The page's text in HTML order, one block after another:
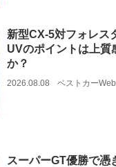
新型CX-5対フォレス
UVのポイントは上質
か？
2026.08.08 ベストカーWeb
スーパーGT優勝で